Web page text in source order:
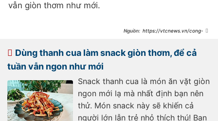
vẫn giòn thơm như mới.
https://vtcnews.vn/cong-
ar923921.html
Dùng thanh cua làm snack giòn thơm, để cả
tuần vẫn ngon như mới
Snack thanh cua là món ăn vặt giòn
ngon mới lạ mà nhất định bạn nên
thử. Món snack này sẽ khiến cả
người lớn lẫn trẻ nhỏ thích thú! Bạn